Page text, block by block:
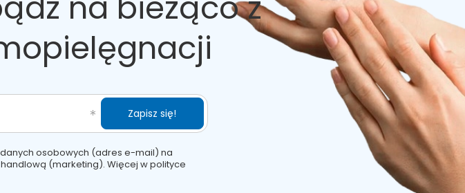
osobowych (adres e-mail) na
(marketing). Więcej wpolityce
Zapisz się!